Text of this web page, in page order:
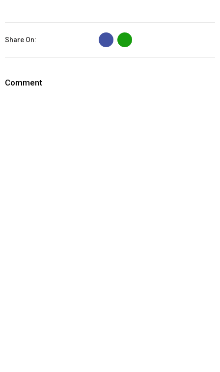
Share On:
B
Comment